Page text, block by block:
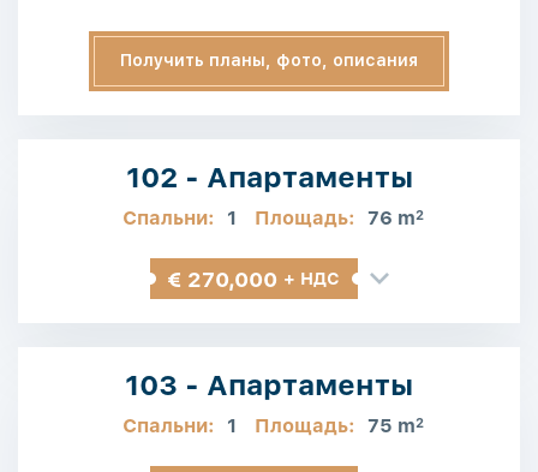
Получить планы, фото, описания
102 - Апартаменты
Спальни: 1 Площадь: 76 m2
€ 270,000 + НДС
103 - Апартаменты
Спальни: 1 Площадь: 75 m2